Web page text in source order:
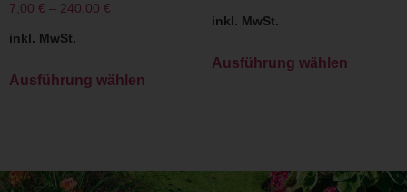
7,00 € – 240,00 €
inkl. MwSt.
Ausführung wählen
inkl. MwSt.
Ausführung wählen